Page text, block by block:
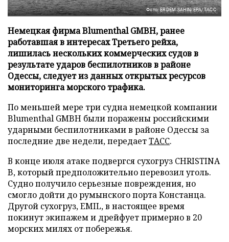
Фото: ERDEM SAHIN/EPA/ТАСС
Немецкая фирма Blumenthal GMBH, ранее
работавшая в интересах Третьего рейха,
лишилась нескольких коммерческих судов в
результате ударов беспилотников в районе
Одессы, следует из данных открытых ресурсов
мониторинга морского трафика.
По меньшей мере три судна немецкой компании
Blumenthal GMBH были поражены российскими
ударными беспилотниками в районе Одессы за
последние две недели, передаетТАСС.
В конце июля атаке подвергся сухогруз CHRISTINA
B, который предположительно перевозил уголь.
Судно получило серьезные повреждения, но
смогло дойти до румынского порта Констанца.
Другой сухогруз, EMIL, в настоящее время
покинут экипажем и дрейфует примерно в 20
морских милях от побережья.